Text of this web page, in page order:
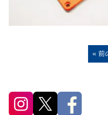
« 前